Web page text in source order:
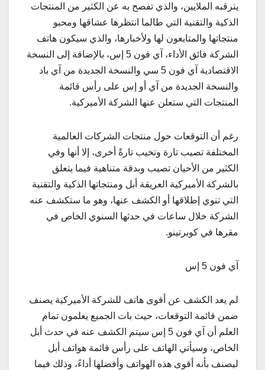
يترقبه الملايين، والذي تفصح به عن الكثير من المنتجات
الذكية والتقنية التي طالما انتظرها عشاقها ومحبو
منتجاتها والمتابعون لها ولأخبارها، والذي سيكون هاتف
الشركة فائق الأداء، آي فون 5 إس، بالإضافة إلى النسخة
الاقتصادية آي فون 5 سي والنسخة الجديدة من آي باد
والنسخة الجديدة من آي أو إس على رأس قائمة
المنتجات التي ستعلن عنها الشركة الأميركية.
رغم أن التوقعات حول منتجات الشركات العالمية
المختلفة تصيب تارة وتخيب تارةً أخرى، إلا أنها وفي
الكثير من الأحيان تصيب وبدقة متناهية فيما يتعلق
بالشركة الأميركية العريقة أبل ومنتجاتها الذكية والتقنية
التي تنوي إطلاقها أو الكشف عنها، وهو ما ستكشف عنه
الشركة خلال ساعات في حدثها السنوي الخاص في
مقرها في كوبرتينو.
آي فون 5 إس
لم يعد الكشف عن أقوى هاتف للشركة الأميركية يصنف
ضمن قائمة التوقعات، حيث بات الجميع يعلمون تمام
العلم أن آي فون 5 إس سيتم الكشف عنه في حدث أبل
الخاص، وسيأتي الهاتف على رأس قائمة هواتف أبل
ليصنف بأنه أقوى هذه الهواتف وأفضلها أداءً، وذلك فيما